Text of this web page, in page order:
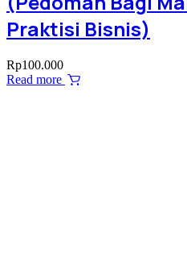
Praktisi Bisnis)
Rp100.000
Read more